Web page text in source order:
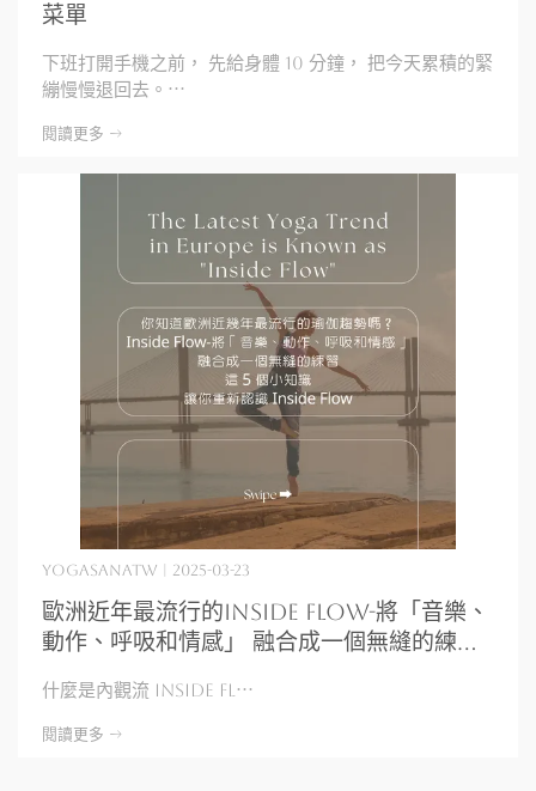
菜單
下班打開手機之前， 先給身體 10 分鐘， 把今天累積的緊
繃慢慢退回去。⋯
閱讀更多 ->
歐洲近年最流行的Inside Flow-將「音樂、
動作、呼吸和情感」 融合成一個無縫的練
Flow
yogasanatw | 2025-03-23
什麼是內觀流 Inside Fl⋯
閱讀更多 ->